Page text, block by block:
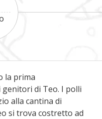
la prima
di Teo. I polli
alla cantina di
si trova costretto ad